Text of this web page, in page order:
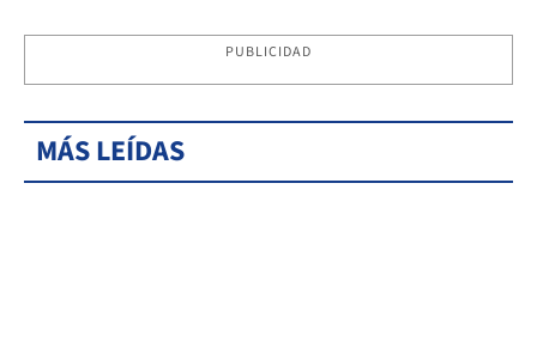
PUBLICIDAD
MÁS LEÍDAS